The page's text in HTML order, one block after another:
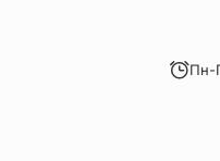
Пн-